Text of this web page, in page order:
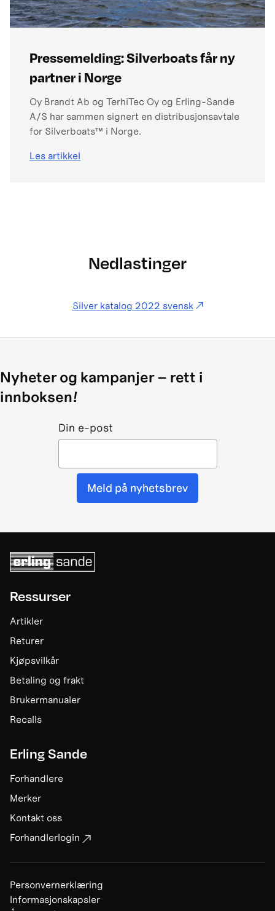
Pressemelding: Silverboats får ny
partner i Norge
Oy Brandt Ab og TerhiTec Oy og Erling-Sande
A/S har sammen signert en distribusjonsavtale
for Silverboats™ i Norge.
Les artikkel
Nedlastinger
Silver katalog 2022 svensk
Nyheter og kampanjer – rett i
innboksen!
Din e-post
Meld på nyhetsbrev
Ressurser
Artikler
Returer
Kjøpsvilkår
Betaling og frakt
Brukermanualer
Recalls
Erling Sande
Forhandlere
Merker
Kontakt oss
Forhandlerlogin
Personvernerklæring
Informasjonskapsler